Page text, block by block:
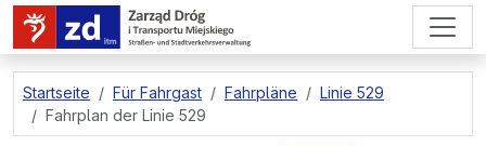
zum Hauptinhalt springen
Startseite Für Fahrgast Fahrpläne
Linie 529
Fahrplan der Linie 529